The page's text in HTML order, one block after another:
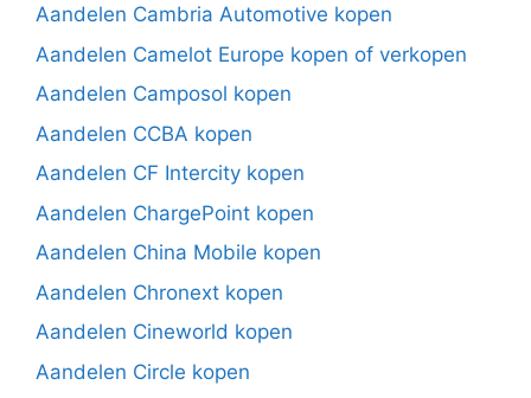
Aandelen Cambria Automotive kopen
Aandelen Camelot Europe kopen of verkopen
Aandelen Camposol kopen
Aandelen CCBA kopen
Aandelen CF Intercity kopen
Aandelen ChargePoint kopen
Aandelen China Mobile kopen
Aandelen Chronext kopen
Aandelen Cineworld kopen
Aandelen Circle kopen